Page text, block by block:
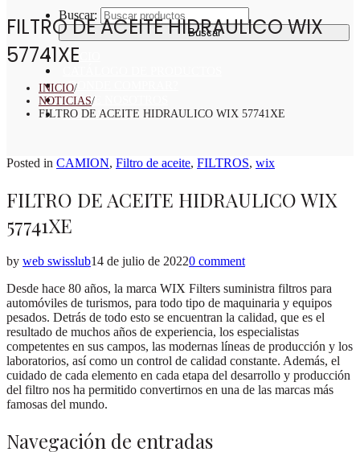
Buscar:
INICIO
¿DONDE COMPRAR?
SOBRE NOSOTROS
CONTACTO
FILTRO DE ACEITE HIDRAULICO WIX
57741XE
INICIO/
NOTICIAS/
FILTRO DE ACEITE HIDRAULICO WIX 57741XE
Posted in CAMION, Filtro de aceite, FILTROS, wix
FILTRO DE ACEITE HIDRAULICO WIX
57741XE
by web swisslub14 de julio de 20220 comment
Desde hace 80 años, la marca WIX Filters suministra filtros para
automóviles de turismos, para todo tipo de maquinaria y equipos
pesados. Detrás de todo esto se encuentran la calidad, que es el
resultado de muchos años de experiencia, los especialistas
competentes en sus campos, las modernas líneas de producción y los
laboratorios, así como un control de calidad constante. Además, el
cuidado de cada elemento en cada etapa del desarrollo y producción
del filtro nos ha permitido convertirnos en una de las marcas más
famosas del mundo.
Navegación de entradas